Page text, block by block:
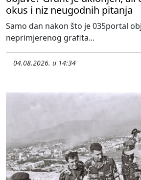
okus i niz neugodnih pitanja
Samo dan nakon što je 035portal
neprimjerenog grafita...
04.08.2026. u 14:34